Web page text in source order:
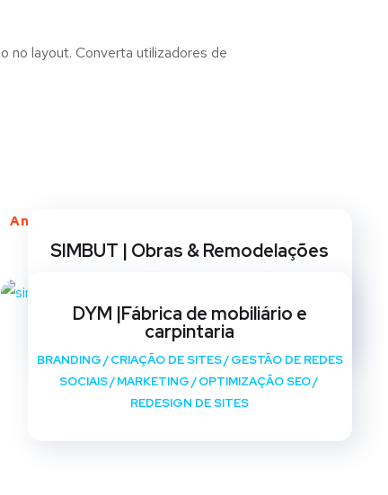
no layout. Converta utilizadores de
Anos de Serviço
SIMBUT | Obras & Remodelações
REDESIGN DE SITES
DYM |Fábrica de mobiliário e
carpintaria
BRANDING/CRIAÇÃO DE SITES/GESTÃO DE REDES
SOCIAIS/MARKETING/OPTIMIZAÇÃO SEO/
REDESIGN DE SITES